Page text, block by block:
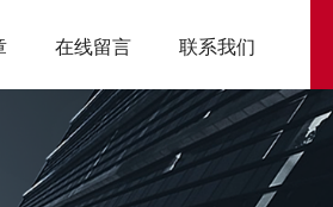
在线留言 联系我们